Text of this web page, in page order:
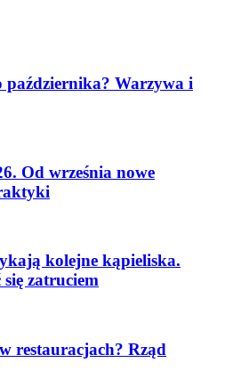
października? Warzywa i
Od września nowe
kolejne kąpieliska.
zatruciem
restauracjach? Rząd